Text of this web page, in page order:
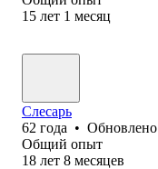
15 лет 1 месяц
Слесарь
62 года • Обновлено
Общий опыт
18 лет 8 месяцев